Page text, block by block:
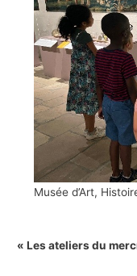
Musée d’Art,
« Les ateliers du